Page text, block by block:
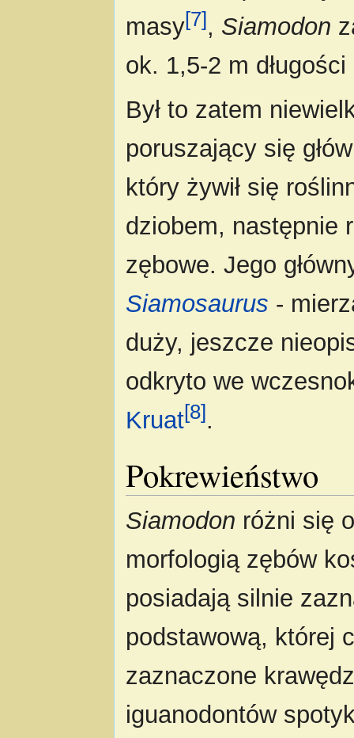
masy[7], Siamodon
ok. 1,5-2 m
Był to zatem
poruszający się
który żywił się
dziobem, następnie
zębowe. Jego
Siamosaurus -
duży, jeszcze
odkryto we
Kruat[8].
Pokrewieństwo
Siamodon różni się
morfologią zębów
posiadają silnie
podstawową, której
zaznaczone
iguanodontów